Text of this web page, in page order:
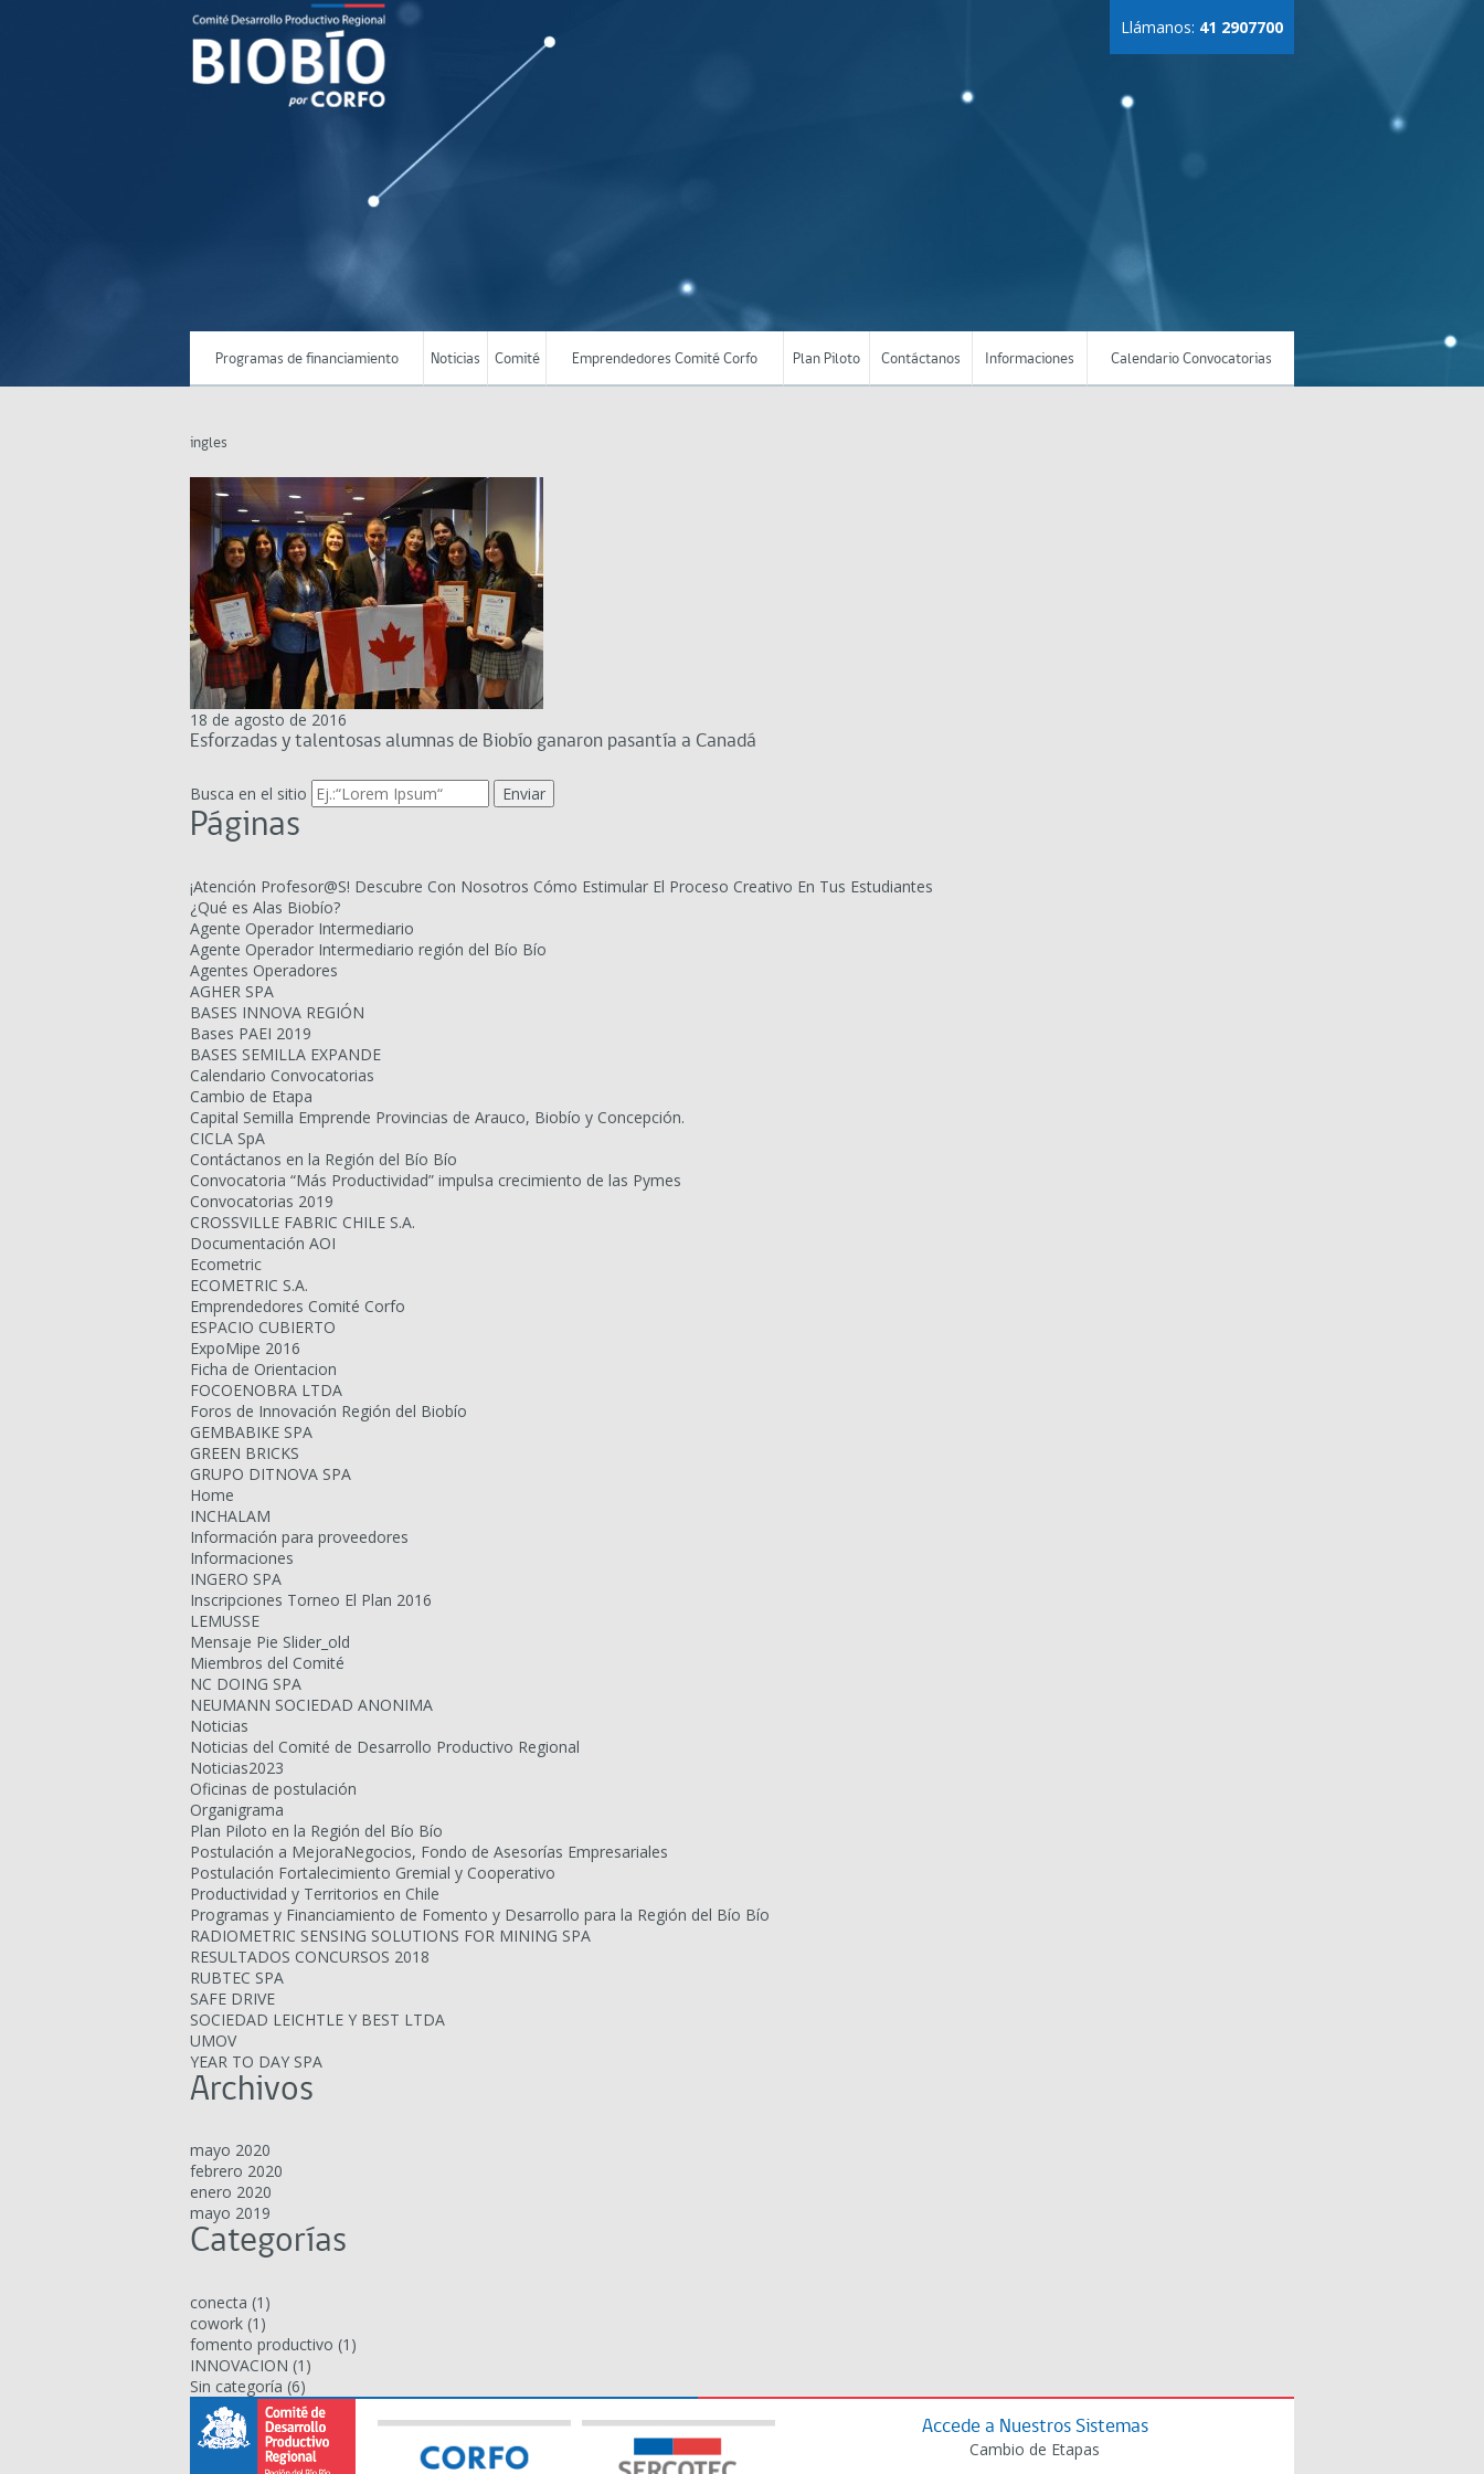
Programas de financiamiento Noticias Comité Emprendedores Comité Corfo Plan Piloto Contáctanos Informaciones Calendario Convocatorias
Llámanos: 41 2907700
ingles
18 de agosto de 2016
Esforzadas y talentosas alumnas de Biobío ganaron pasantía a Canadá
Busca en el sitio
Páginas
¡Atención Profesor@S! Descubre Con Nosotros Cómo Estimular El Proceso Creativo En Tus Estudiantes
¿Qué es Alas Biobío?
Agente Operador Intermediario
Agente Operador Intermediario región del Bío Bío
Agentes Operadores
AGHER SPA
BASES INNOVA REGIÓN
Bases PAEI 2019
BASES SEMILLA EXPANDE
Calendario Convocatorias
Cambio de Etapa
Capital Semilla Emprende Provincias de Arauco, Biobío y Concepción.
CICLA SpA
Contáctanos en la Región del Bío Bío
Convocatoria “Más Productividad” impulsa crecimiento de las Pymes
Convocatorias 2019
CROSSVILLE FABRIC CHILE S.A.
Documentación AOI
Ecometric
ECOMETRIC S.A.
Emprendedores Comité Corfo
ESPACIO CUBIERTO
ExpoMipe 2016
Ficha de Orientacion
FOCOENOBRA LTDA
Foros de Innovación Región del Biobío
GEMBABIKE SPA
GREEN BRICKS
GRUPO DITNOVA SPA
Home
INCHALAM
Información para proveedores
Informaciones
INGERO SPA
Inscripciones Torneo El Plan 2016
LEMUSSE
Mensaje Pie Slider_old
Miembros del Comité
NC DOING SPA
NEUMANN SOCIEDAD ANONIMA
Noticias
Noticias del Comité de Desarrollo Productivo Regional
Noticias2023
Oficinas de postulación
Organigrama
Plan Piloto en la Región del Bío Bío
Postulación a MejoraNegocios, Fondo de Asesorías Empresariales
Postulación Fortalecimiento Gremial y Cooperativo
Productividad y Territorios en Chile
Programas y Financiamiento de Fomento y Desarrollo para la Región del Bío Bío
RADIOMETRIC SENSING SOLUTIONS FOR MINING SPA
RESULTADOS CONCURSOS 2018
RUBTEC SPA
SAFE DRIVE
SOCIEDAD LEICHTLE Y BEST LTDA
UMOV
YEAR TO DAY SPA
Archivos
mayo 2020
febrero 2020
enero 2020
mayo 2019
Categorías
conecta (1)
cowork (1)
fomento productivo (1)
INNOVACION (1)
Sin categoría (6)
Accede a Nuestros Sistemas
Cambio de Etapas